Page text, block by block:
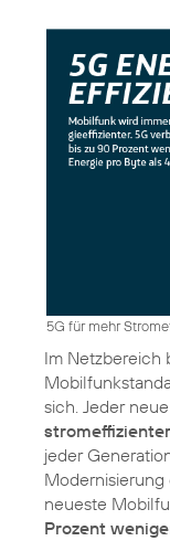
5G für mehr
Im Netzbereich
sich. Jeder
stromeffizienter
jeder
neueste
Prozent